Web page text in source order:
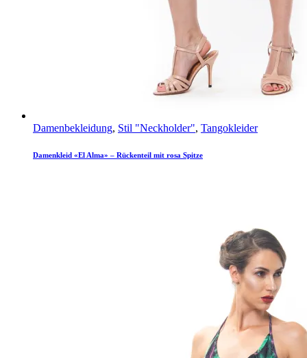
Damenbekleidung, Stil "Neckholder", Tangokleider
Damenkleid «El Alma» – Rückenteil mit rosa Spitze